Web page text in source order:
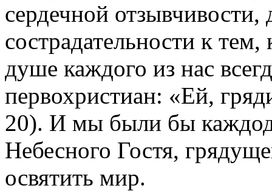
сердечной
сострадательности к
душе каждого из нас
первохристиан: «Ей,
20). И мы были бы
Небесного Гостя,
освятить мир.